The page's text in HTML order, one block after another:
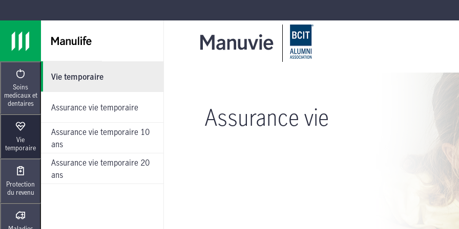
Soins
medicaux et
dentaires
Vie
temporaire
Vie temporaire
Assurance vie temporaire
Assurance vie temporaire 10
ans
Assurance vie temporaire 20
ans
Protection
du revenu
Assurance vie